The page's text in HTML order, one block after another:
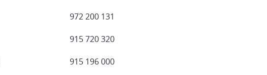
972 200 131
915 720 320
915 196 000